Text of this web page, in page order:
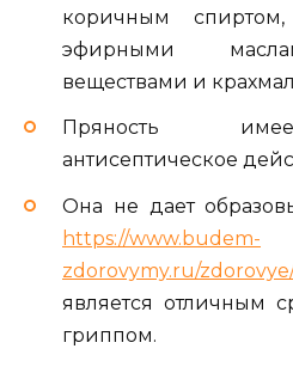
коричным спиртом,
эфирными
веществами и
Пряность
антисептическое
Она не дает
https://www.budem-
zdorovymy.ru/
является отличным
гриппом.